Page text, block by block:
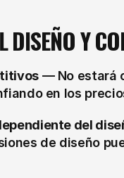
DISEÑO Y
— No estará
en los
del
de diseño